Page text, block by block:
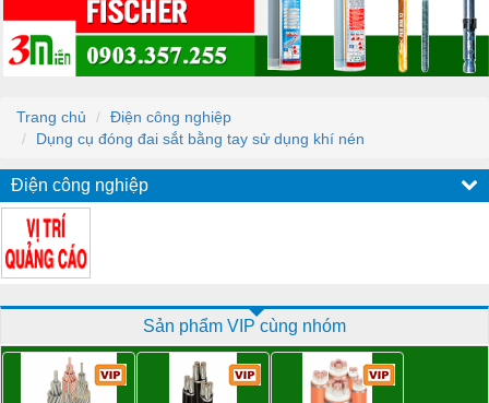
Trang chủ
Điện công nghiệp
Dụng cụ đóng đai sắt bằng tay sử dụng khí nén
Điện công nghiệp
Sản phẩm VIP cùng nhóm